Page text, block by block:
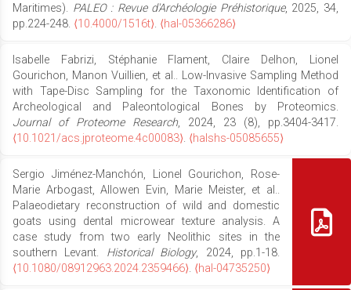
Maritimes). PALEO : Revue d'Archéologie Préhistorique, 2025, 34,
pp.224-248. ⟨10.4000/1516t⟩. ⟨hal-05366286⟩
Isabelle Fabrizi, Stéphanie Flament, Claire Delhon, Lionel
Gourichon, Manon Vuillien, et al.. Low-Invasive Sampling Method
with Tape-Disc Sampling for the Taxonomic Identification of
Archeological and Paleontological Bones by Proteomics.
Journal of Proteome Research, 2024, 23 (8), pp.3404-3417.
⟨10.1021/acs.jproteome.4c00083⟩. ⟨halshs-05085655⟩
Sergio Jiménez-Manchón, Lionel Gourichon, Rose-
Marie Arbogast, Allowen Evin, Marie Meister, et al..
Palaeodietary reconstruction of wild and domestic
goats using dental microwear texture analysis. A
case study from two early Neolithic sites in the
southern Levant. Historical Biology, 2024, pp.1-18.
⟨10.1080/08912963.2024.2359466⟩. ⟨hal-04735250⟩